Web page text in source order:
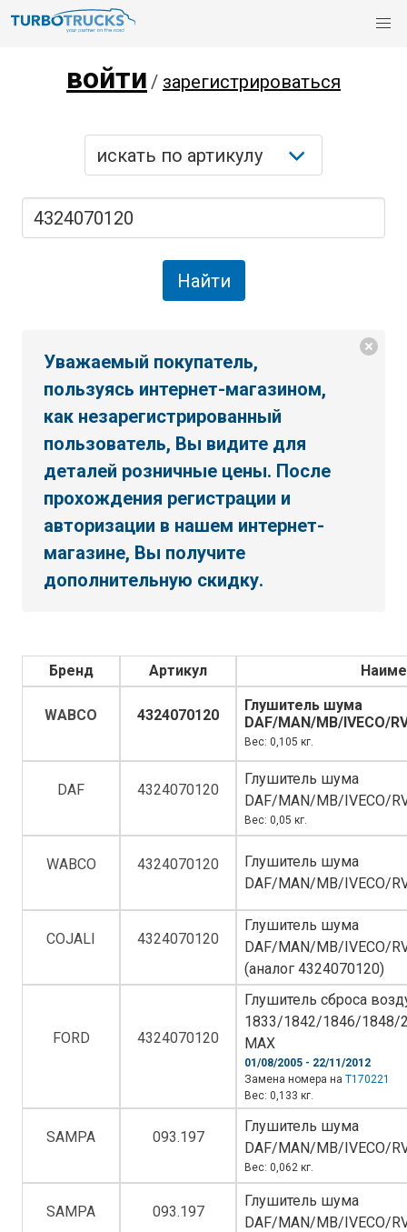
войти / зарегистрироваться
Уважаемый покупатель,
пользуясь интернет-магазином,
как незарегистрированный
пользователь, Вы видите для
деталей розничные цены. После
прохождения регистрации и
авторизации в нашем интернет-
магазине, Вы получите
дополнительную скидку.
Бренд Артикул
WABCO 4324070120
Глушитель шума
DAF/MAN/MB/IVECO/
Вес: 0,105 кг.
DAF 4324070120
Глушитель шума
DAF/MAN/MB/IVECO/
Вес: 0,05 кг.
WABCO 4324070120
Глушитель шума
DAF/MAN/MB/IVECO/
COJALI 4324070120
Глушитель шума
DAF/MAN/MB/IVECO/
(аналог 4324070120)
FORD 4324070120
Глушитель сброса
1833/1842/1846/1848/
MAX
01/08/2005 - 22/11/2012
Замена номера на T170221
Вес: 0,133 кг.
SAMPA 093.197
Глушитель шума
DAF/MAN/MB/IVECO/
Вес: 0,062 кг.
SAMPA 093.197
Глушитель шума
DAF/MAN/MB/IVECO/